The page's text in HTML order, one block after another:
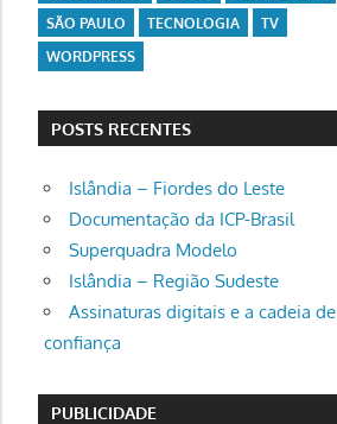
SÃO PAULO
TECNOLOGIA
TV
WORDPRESS
POSTS RECENTES
Islândia – Fiordes do Leste
Documentação da ICP-Brasil
Superquadra Modelo
Islândia – Região Sudeste
Assinaturas digitais e a cadeia de
confiança
PUBLICIDADE